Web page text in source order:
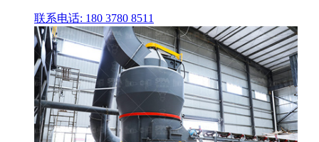
联系电话: 180 3780 8511